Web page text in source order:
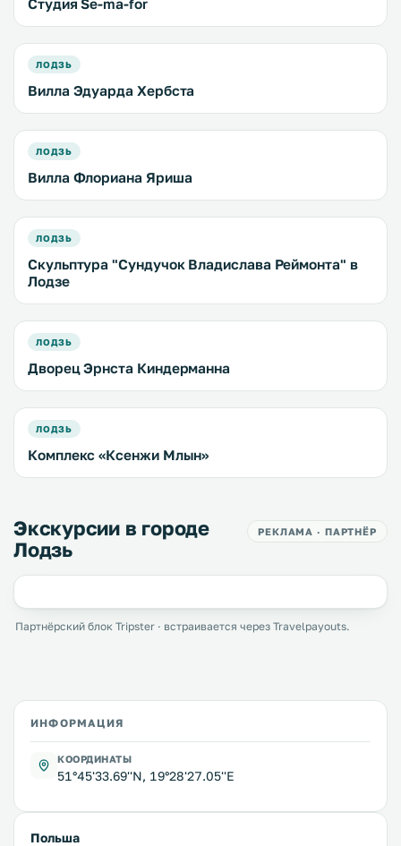
Студия Se-ma-for
ЛОДЗЬ
Вилла Эдуарда Хербста
ЛОДЗЬ
Вилла Флориана Яриша
ЛОДЗЬ
Скульптура "Сундучок Владислава Реймонта" в
Лодзе
ЛОДЗЬ
Дворец Эрнста Киндерманна
ЛОДЗЬ
Комплекс «Ксенжи Млын»
Экскурсии в городе
Лодзь
РЕКЛАМА · ПАРТНЁР
Партнёрский блок Tripster · встраивается через Travelpayouts.
ИНФОРМАЦИЯ
КООРДИНАТЫ
51°45'33.69''N, 19°28'27.05''E
Польша